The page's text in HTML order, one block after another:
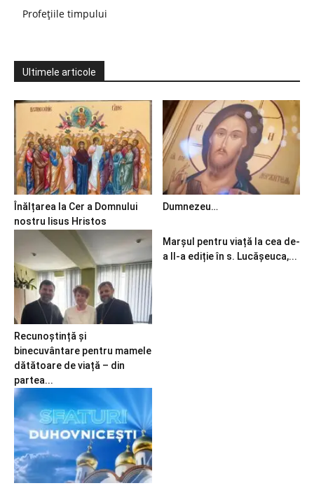
Profețiile timpului
Ultimele articole
Înălțarea la Cer a Domnului
nostru Iisus Hristos
Dumnezeu…
Recunoștință și
binecuvântare pentru mamele
dătătoare de viață – din
partea...
Marșul pentru viață la cea de-
a II-a ediție în s. Lucășeuca,...